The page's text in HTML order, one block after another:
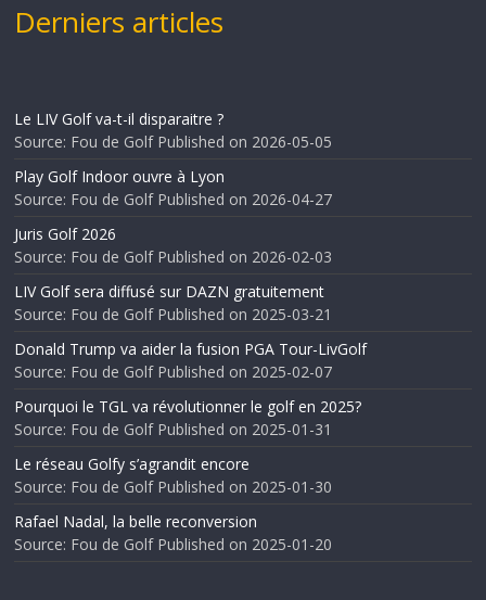
Derniers articles
Le LIV Golf va-t-il disparaitre ?
Source: Fou de Golf Published on 2026-05-05
Play Golf Indoor ouvre à Lyon
Source: Fou de Golf Published on 2026-04-27
Juris Golf 2026
Source: Fou de Golf Published on 2026-02-03
LIV Golf sera diffusé sur DAZN gratuitement
Source: Fou de Golf Published on 2025-03-21
Donald Trump va aider la fusion PGA Tour-LivGolf
Source: Fou de Golf Published on 2025-02-07
Pourquoi le TGL va révolutionner le golf en 2025?
Source: Fou de Golf Published on 2025-01-31
Le réseau Golfy s’agrandit encore
Source: Fou de Golf Published on 2025-01-30
Rafael Nadal, la belle reconversion
Source: Fou de Golf Published on 2025-01-20